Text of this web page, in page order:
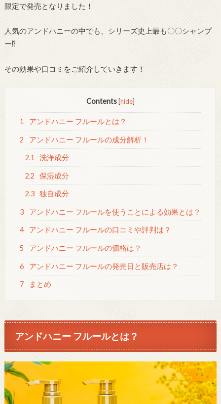
限定で発売となりました！
人気のアンドハニーの中でも、シリーズ史上最も〇〇シャンプ
ー⁉
その効果や口コミをご紹介していきます！
Contents[hide]
1 アンドハニー フルールとは？
2 アンドハニー フルールの成分解析！
2.1 洗浄成分
2.2 保湿成分
2.3 独自成分
3 アンドハニー フルールを使うことによる効果とは？
4 アンドハニー フルールの口コミや評判は？
5 アンドハニー フルールの価格は？
6 アンドハニー フルールの発売日と販売店は？
7 まとめ
アンドハニー フルールとは？